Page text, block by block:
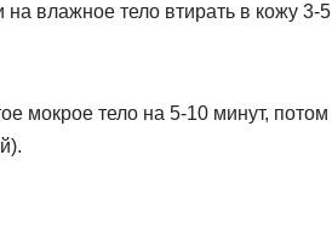
влажное тело втирать в кожу 3-5
мокрое тело на 5-10 минут, потом